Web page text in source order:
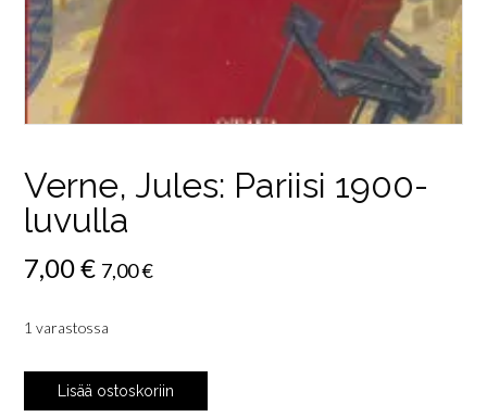
Verne, Jules: Pariisi 1900-
luvulla
7,00€ 7,00€
1 varastossa
Verne,
Jules:
Lisää ostoskoriin